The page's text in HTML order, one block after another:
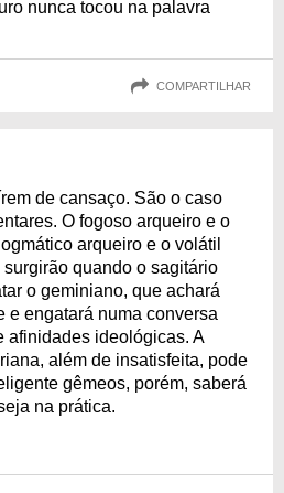
nunca tocou na palavra
COMPARTILHAR
de cansaço. São o caso
O fogoso arqueiro e o
arqueiro e o volátil
quando o sagitário
o geminiano, que achará
e engatará numa conversa
afinidades ideológicas. A
além de insatisfeita, pode
gêmeos, porém, saberá
na prática.